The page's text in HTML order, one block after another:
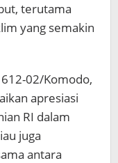
terutama
yang semakin
02/Komodo,
apresiasi
RI dalam
juga
antara